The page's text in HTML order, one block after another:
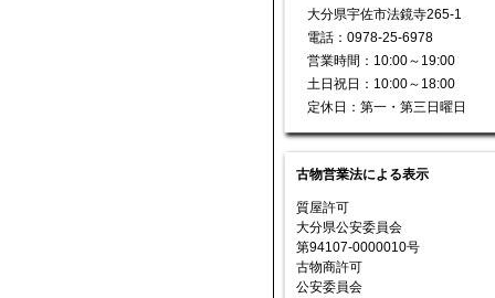
大分県宇佐市法鏡寺265-1
電話：0978-25-6978
営業時間：10:00～19:00
土日祝日：10:00～18:00
定休日：第一・第三日曜日
古物営業法による表示
質屋許可
大分県公安委員会
第94107-0000010号
古物商許可
公安委員会